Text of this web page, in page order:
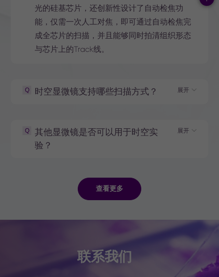
光的硅基芯片，还创新性设计了自动检焦功
能，仅需一次人工对焦，即可通过自动检焦完
成全芯片的扫描，并且能够同时拍清组织形态
与芯片上的Track线。
Q 时空显微镜支持哪些扫描方式？ 展开
Q
其他显微镜是否可以用于时空实
验？
展开
查看更多
联系我们